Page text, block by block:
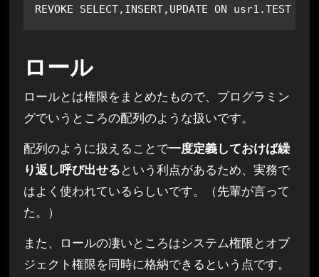
REVOKE SELECT,INSERT,UPDATE ON usr1.TEST
ロール
ロールとは権限をまとめたもので、プログラミン
グでいうところの配列のような扱いです。
配列のように扱えることで一度定義しておけば繰
り返し呼び出せる という利点があるため、実務で
はよく使われているらしいです。（先輩が言って
た。）
また、ロールの凄いところはシステム権限とオブ
ジェクト権限を同時に格納できるという点です。